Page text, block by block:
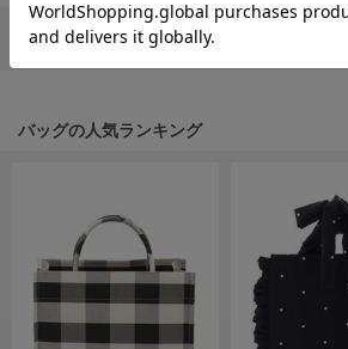
FURFUR
ファーファー
gelato pique
ジェラート ピケ
gelato pique Sleep
ジェラート ピケ スリープ
GRAMICCI
グラミチ
リポストする
バッグの人気ランキング